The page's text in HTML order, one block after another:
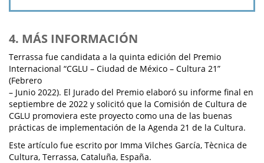
4. MÁS INFORMACIÓN
Terrassa fue candidata a la quinta edición del Premio
Internacional “CGLU – Ciudad de México – Cultura 21”
(Febrero
– Junio 2022). El Jurado del Premio elaboró su informe final en
septiembre de 2022 y solicitó que la Comisión de Cultura de
CGLU promoviera este proyecto como una de las buenas
prácticas de implementación de la Agenda 21 de la Cultura.
Este artículo fue escrito por Imma Vilches García, Tècnica de
Cultura, Terrassa, Cataluña, España.